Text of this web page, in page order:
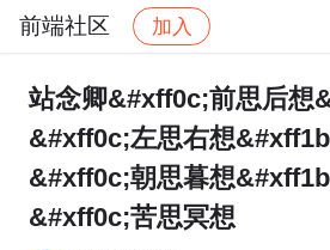
前端社区 加入
社区 前端社区 感慨 帖
站念卿&#xff0c;前思后想
&#xff0c;左思右想
&#xff0c;朝思暮想
&#xff0c;苦思冥想